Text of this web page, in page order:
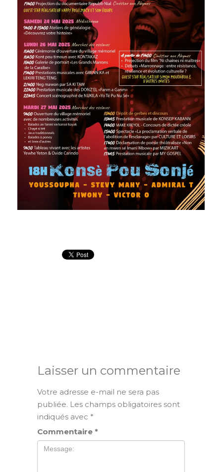
Laisser un commentaire
Votre adresse e-mail ne sera pas
publiée. Les champs obligatoires sont
indiqués avec *
Commentaire *